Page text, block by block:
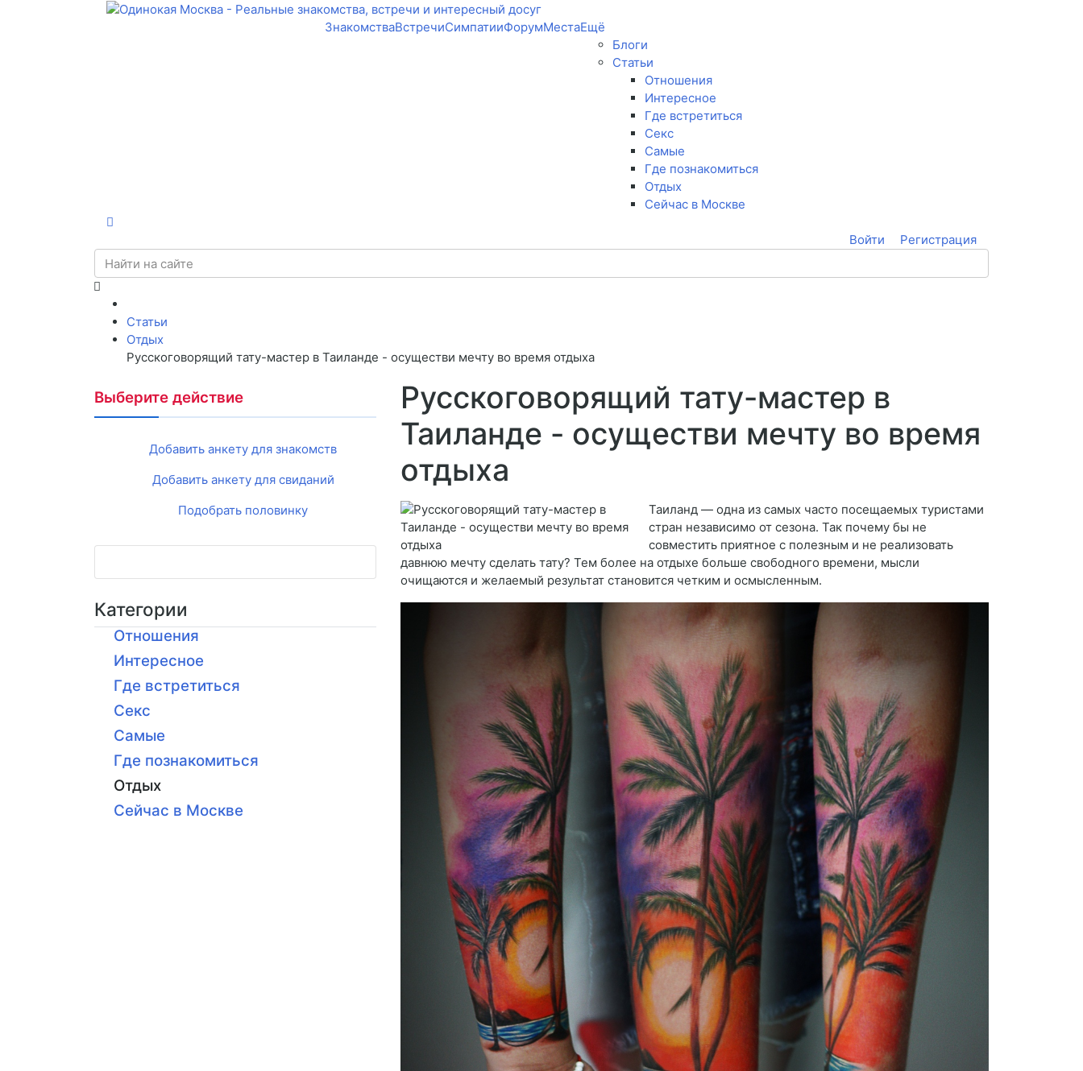
ЗнакомстваВстречиСимпатииФорумМестаЕщё
Блоги
Статьи
Отношения
Интересное
Где встретиться
Секс
Самые
Где познакомиться
Отдых
Сейчас в Москве
Войти Регистрация
Статьи
Отдых
Русскоговорящий тату-мастер в Таиланде - осуществи мечту во время отдыха
Выберите действие
Добавить анкету для знакомств
Добавить анкету для свиданий
Подобрать половинку
Категории
Отношения
Интересное
Где встретиться
Секс
Самые
Где познакомиться
Отдых
Сейчас в Москве
Русскоговорящий тату-мастер в
Таиланде - осуществи мечту во время
отдыха
Таиланд — одна из самых часто посещаемых туристами
стран независимо от сезона. Так почему бы не
совместить приятное с полезным и не реализовать
давнюю мечту сделать тату? Тем более на отдыхе больше свободного времени, мысли
очищаются и желаемый результат становится четким и осмысленным.